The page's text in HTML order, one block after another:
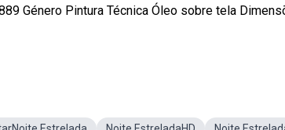
Género Pintura Técnica Óleo sobre tela